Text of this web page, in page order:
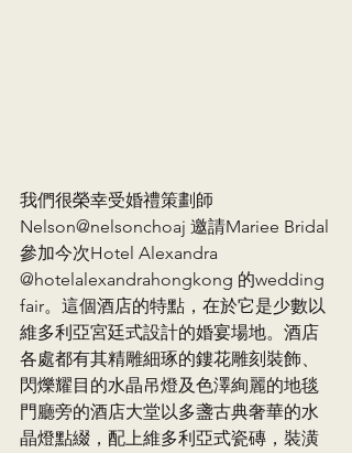
我們很榮幸受婚禮策劃師
Nelson@nelsonchoaj 邀請Mariee Bridal
參加今次Hotel Alexandra
@hotelalexandrahongkong 的wedding
fair。這個酒店的特點，在於它是少數以
維多利亞宮廷式設計的婚宴場地。酒店
各處都有其精雕細琢的鏤花雕刻裝飾、
閃爍耀目的水晶吊燈及色澤絢麗的地毯
門廳旁的酒店大堂以多盞古典奢華的水
晶燈點綴，配上維多利亞式瓷磚，裝潢